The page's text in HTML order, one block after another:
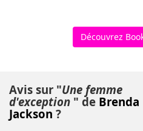
Découvrez
Avis sur "Une femme
d'exception " de Brenda
Jackson ?